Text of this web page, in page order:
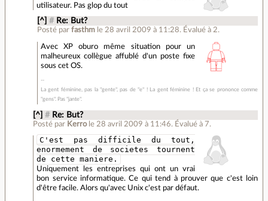
utilisateur. Pas glop du tout
[^] # Re: But?
Posté par fasthm le 28 avril 2009 à 11:28. Évalué à 2.
Avec XP oburo même situation pour un
malheureux collègue affublé d'un poste fixe
sous cet OS.
La gent féminine, pas la "gente", pas de "e" ! La gent féminine ! Et ça se prononce comme
"gens". Pas "jante".
[^] # Re: But?
Posté par Kerro le 28 avril 2009 à 11:46. Évalué à7.
C'est pas difficile du tout,
enormement de societes tournent
de cette maniere.
Uniquement les entreprises qui ont un vrai
bon service informatique. Ce qui tend à prouver que c'est loin
d'être facile. Alors qu'avec Unix c'est par défaut.